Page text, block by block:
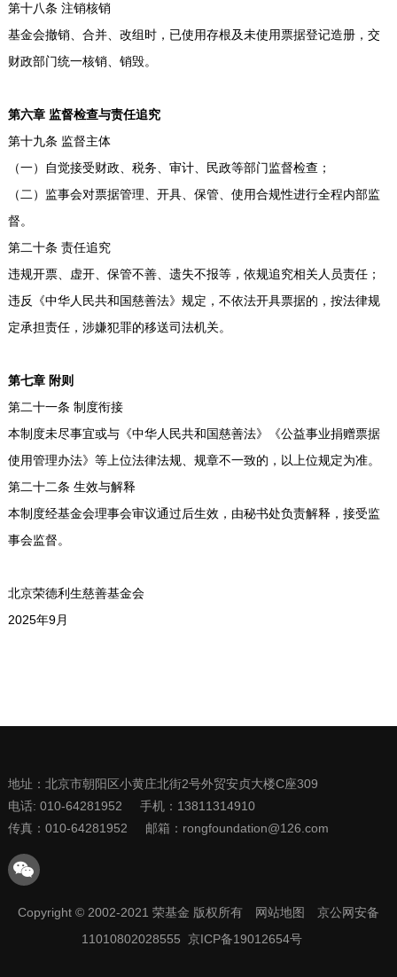
第十八条 注销核销
基金会撤销、合并、改组时，已使用存根及未使用票据登记造册，交
财政部门统一核销、销毁。
第六章 监督检查与责任追究
第十九条 监督主体
（一）自觉接受财政、税务、审计、民政等部门监督检查；
（二）监事会对票据管理、开具、保管、使用合规性进行全程内部监
督。
第二十条 责任追究
违规开票、虚开、保管不善、遗失不报等，依规追究相关人员责任；
违反《中华人民共和国慈善法》规定，不依法开具票据的，按法律规
定承担责任，涉嫌犯罪的移送司法机关。
第七章 附则
第二十一条 制度衔接
本制度未尽事宜或与《中华人民共和国慈善法》《公益事业捐赠票据
使用管理办法》等上位法律法规、规章不一致的，以上位规定为准。
第二十二条 生效与解释
本制度经基金会理事会审议通过后生效，由秘书处负责解释，接受监
事会监督。
北京荣德利生慈善基金会
2025年9月
地址：北京市朝阳区小黄庄北街2号外贸安贞大楼C座309
电话: 010-64281952
手机：13811314910
传真：010-64281952
邮箱：rongfoundation@126.com
Copyright © 2002-2021 荣基金 版权所有 网站地图
京公网安备
11010802028555 京ICP备19012654号